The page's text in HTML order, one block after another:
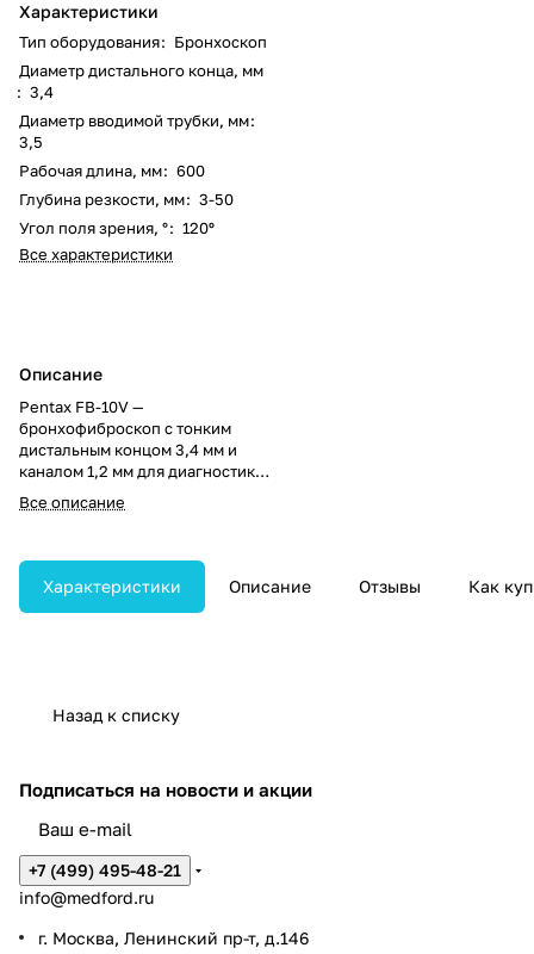
Характеристики
Тип оборудования: Бронхоскоп
Диаметр дистального конца, мм
: 3,4
Диаметр вводимой трубки, мм:
3,5
Рабочая длина, мм: 600
Глубина резкости, мм: 3-50
Угол поля зрения, °: 120º
Все характеристики
Описание
Pentax FB-10V —
бронхофиброскоп с тонким
дистальным концом 3,4 мм и
каналом 1,2 мм для диагностики
узких дыхательных путей.
Обеспечивает точную
мм и высокую маневренность.
Все описание
Характеристики Описание Отзывы Как
Назад к списку
Подписаться на новости и акции
+7 (499) 495-48-21
info@medford.ru
г. Москва, Ленинский пр-т, д.146